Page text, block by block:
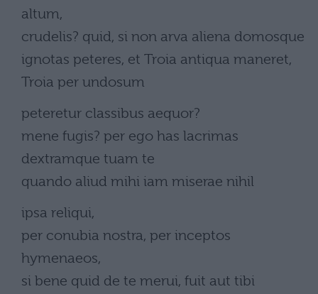
altum,
crudelis? quid, si non arva aliena domosque
ignotas peteres, et Troia antiqua maneret,
Troia per undosum
peteretur classibus aequor?
mene fugis? per ego has lacrimas
dextramque tuam te
quando aliud mihi iam miserae nihil
ipsa reliqui,
per conubia nostra, per inceptos
hymenaeos,
si bene quid de te merui, fuit aut tibi